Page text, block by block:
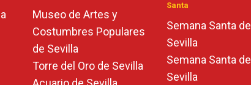
Museo de Artes y
Costumbres Populares
de Sevilla
Torre del Oro de Sevilla
Santa
Semana Santa de
Sevilla
Semana Santa de
Sevilla